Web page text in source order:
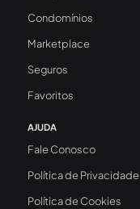
Condomínios
Marketplace
Seguros
Favoritos
AJUDA
Fale Conosco
Política de Privacidade
Política de Cookies